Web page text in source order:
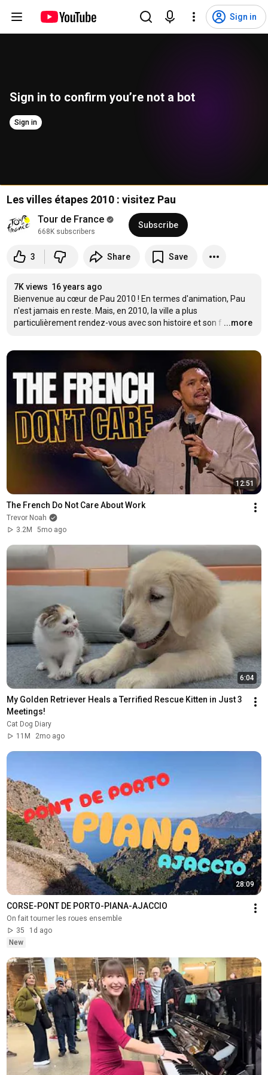
Sign in
Sign in to confirm you’re not a bot
Sign in
Les villes étapes 2010 : visitez Pau
Tour de France
668K subscribers
Subscribe
3 Share Save
7K views 16 years ago
Bienvenue au cœur de Pau 2010 ! En termes d'animation, Pau
n'est jamais en reste. Mais, en 2010, la ville a plus
particulièrement rendez-vous avec son histoire et son f …
...more
12:51
The French Do Not Care About Work
Trevor Noah
3.2M
5mo ago
6:04
My Golden Retriever Heals a Terrified Rescue Kitten in Just 3
Meetings!
Cat Dog Diary
11M
2mo ago
28:09
CORSE-PONT DE PORTO-PIANA-AJACCIO
On fait tourner les roues ensemble
35
1d ago
New